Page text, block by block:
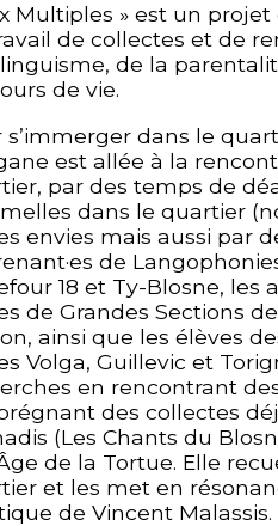
Multiples » est un
de collectes et de
de la
de vie.
s’immerger dans le
est allée à la
par des temps de
dans le quartier
envies mais aussi par
de
18 et Ty-Blosne, les
de Grandes Sections
ainsi que les élèves
Volga, Guillevic et
en rencontrant
des collectes
(Les Chants du
de la Tortue. Elle
et les met en
de Vincent Malassis.